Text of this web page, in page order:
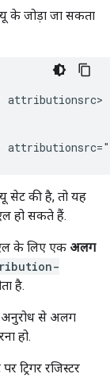
के जोड़ा जा सकता
attributionsrc>
सेट की है, तो यह
हो सकते हैं.
के लिए एक अलग
है.
से अलग
हो.
ट्रिगर रजिस्टर